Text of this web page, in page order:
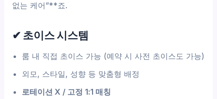
없는 케어”**죠.
✔ 초이스 시스템
룸 내 직접 초이스 가능 (예약 시 사전 초이스도 가능)
외모, 스타일, 성향 등 맞춤형 배정
로테이션 X / 고정 1:1 매칭